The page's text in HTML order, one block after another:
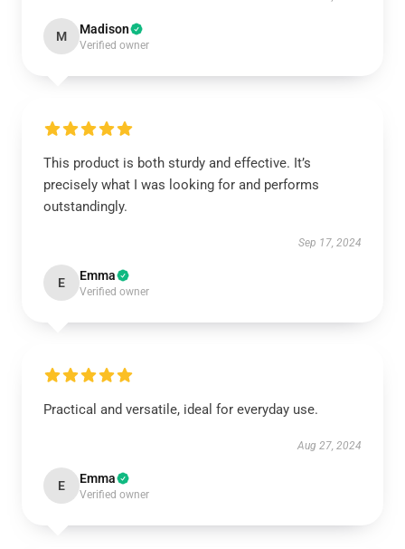
M Madison
Verified owner
This product is both sturdy and effective. It’s
precisely what I was looking for and performs
outstandingly.
Sep 17, 2024
E Emma
Verified owner
Practical and versatile, ideal for everyday use.
Aug 27, 2024
E Emma
Verified owner